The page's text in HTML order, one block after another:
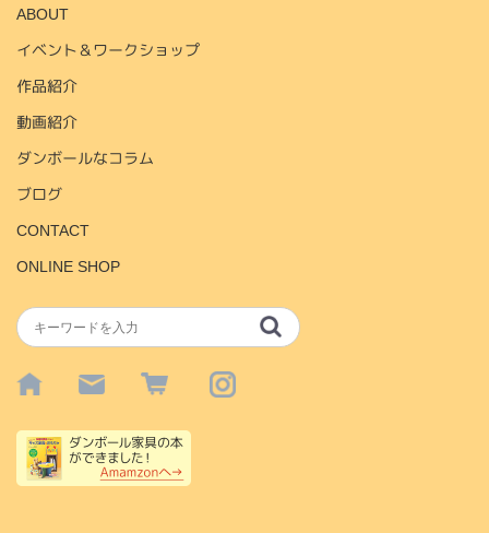
ABOUT
イベント＆ワークショップ
作品紹介
動画紹介
ダンボールなコラム
ブログ
CONTACT
ONLINE SHOP